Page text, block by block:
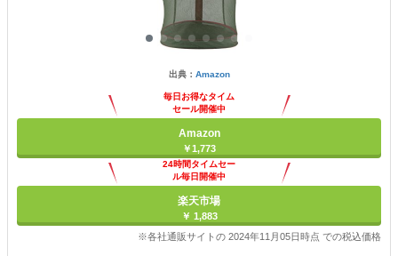
出典： Amazon
毎日お得なタイム
セール開催中
Amazon
￥1,773
24時間タイムセー
ル毎日開催中
楽天市場
￥ 1,883
※各社通販サイトの 2024年11月05日時点 での税込価格